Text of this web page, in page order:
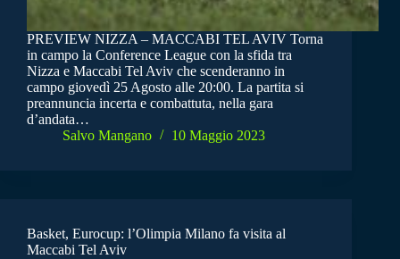
PREVIEW NIZZA – MACCABI TEL AVIV Torna
in campo la Conference League con la sfida tra
Nizza e Maccabi Tel Aviv che scenderanno in
campo giovedì 25 Agosto alle 20:00. La partita si
preannuncia incerta e combattuta, nella gara
d’andata…
Salvo Mangano
10 Maggio 2023
Basket, Eurocup: l’Olimpia Milano fa visita al
Maccabi Tel Aviv